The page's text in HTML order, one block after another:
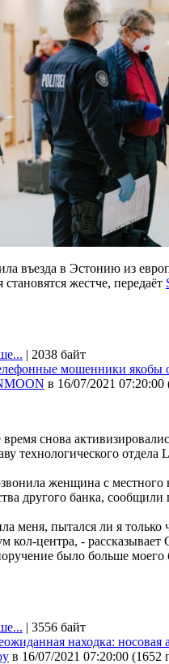
въезда в Эстонию из
жестче, передаёт
| 2038 байт
мошенники якобы
в 16/07/2021 07:20:00
время снова
технологического
женщина с местного
другого банка, сообщили
меня, пытался ли я
кол-центра, - рассказывает
было больше
| 3556 байт
находка:
в 16/07/2021 07:20:00 (1652